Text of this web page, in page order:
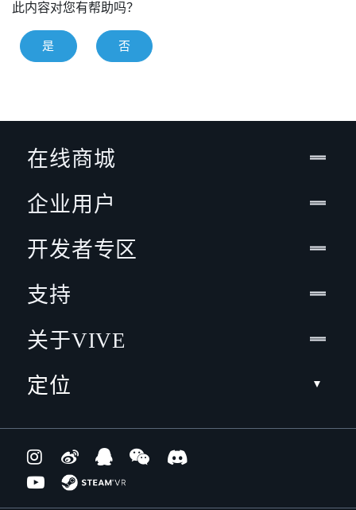
此内容对您有帮助吗？
是 否
在线商城
企业用户
开发者专区
支持
关于VIVE
定位